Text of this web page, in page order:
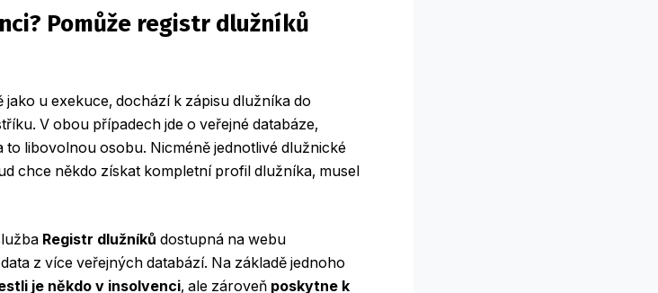
Pomůže registr dlužníků
u exekuce, dochází k zápisu dlužníka do
V obou případech jde o veřejné databáze,
to libovolnou osobu. Nicméně jednotlivé dlužnické
chce někdo získat kompletní profil dlužníka, musel
Registr dlužníků dostupná na webu
z více veřejných databází. Na základě jednoho
je někdo v insolvenci, ale zároveň poskytne k